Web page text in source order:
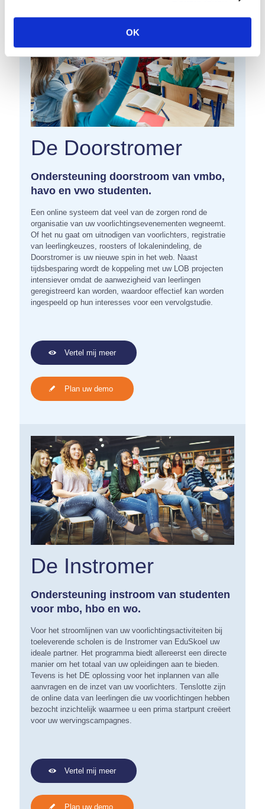
OK
De Doorstromer
Ondersteuning doorstroom van vmbo,
havo en vwo studenten.
Een online systeem dat veel van de zorgen rond de
organisatie van uw voorlichtingsevenementen wegneemt.
Of het nu gaat om uitnodigen van voorlichters, registratie
van leerlingkeuzes, roosters of lokalenindeling, de
Doorstromer is uw nieuwe spin in het web. Naast
tijdsbesparing wordt de koppeling met uw LOB projecten
intensiever omdat de aanwezigheid van leerlingen
geregistreerd kan worden, waardoor effectief kan worden
ingespeeld op hun interesses voor een vervolgstudie.
Vertel mij meer
Plan uw demo
De Instromer
Ondersteuning instroom van studenten
voor mbo, hbo en wo.
Voor het stroomlijnen van uw voorlichtingsactiviteiten bij
toeleverende scholen is de Instromer van EduSkoel uw
ideale partner. Het programma biedt allereerst een directe
manier om het totaal van uw opleidingen aan te bieden.
Tevens is het DE oplossing voor het inplannen van alle
aanvragen en de inzet van uw voorlichters. Tenslotte zijn
de online data van leerlingen die uw voorlichtingen hebben
bezocht inzichtelijk waarmee u een prima startpunt creëert
voor uw wervingscampagnes.
Vertel mij meer
Plan uw demo